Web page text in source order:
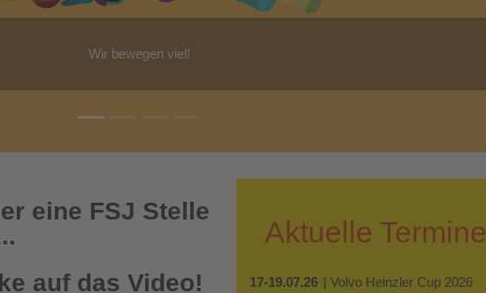
Aerobic, Gymnastik, Walking - für jeden ist etwas dabei!
eine FSJ Stelle
auf das Video!
Aktuelle Termine
17-19.07.26 | Volvo Heinzler Cup 2026